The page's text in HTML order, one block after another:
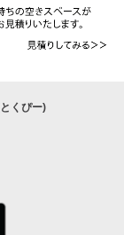
くぴー)